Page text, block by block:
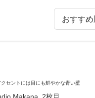
セントには目にも鮮やかな青い壁